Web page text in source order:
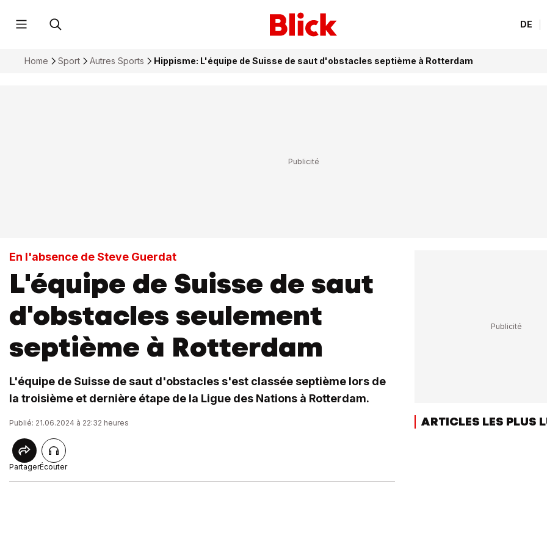
DE
Home Sport Autres Sports Hippisme: L'équipe de Suisse de saut d'obstacles septième à Rotterdam
En l'absence de Steve Guerdat
L'équipe de Suisse de saut
d'obstacles seulement
septième à Rotterdam
L'équipe de Suisse de saut d'obstacles s'est classée septième lors de
la troisième et dernière étape de la Ligue des Nations à Rotterdam.
Publié: 21.06.2024 à 22:32 heures
PartagerÉcouter
ARTICLES LES PLUS